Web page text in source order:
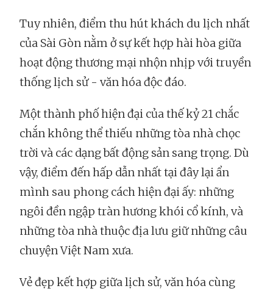
Tuy nhiên, điểm thu hút khách du lịch nhất
của Sài Gòn nằm ở sự kết hợp hài hòa giữa
hoạt động thương mại nhộn nhịp với truyền
thống lịch sử - văn hóa độc đáo.
Một thành phố hiện đại của thế kỷ 21 chắc
chắn không thể thiếu những tòa nhà chọc
trời và các dạng bất động sản sang trọng. Dù
vậy, điểm đến hấp dẫn nhất tại đây lại ẩn
mình sau phong cách hiện đại ấy: những
ngôi đền ngập tràn hương khói cổ kính, và
những tòa nhà thuộc địa lưu giữ những câu
chuyện Việt Nam xưa.
Vẻ đẹp kết hợp giữa lịch sử, văn hóa cùng